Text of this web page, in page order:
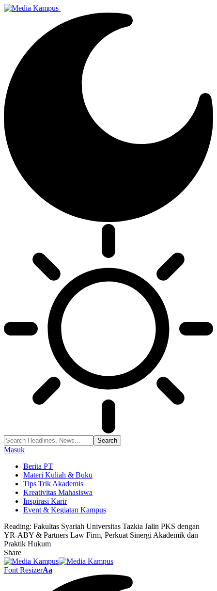
Masuk
Berita PT
Materi Kuliah & Buku
Tips Trik Akademis
Kreativitas Mahasiswa
Inspirasi Karir
Event & Kegiatan Kampus
Reading: Fakultas Syariah Universitas Tazkia Jalin PKS dengan
YR-ABY & Partners Law Firm, Perkuat Sinergi Akademik dan
Praktik Hukum
Share
Font ResizerAa